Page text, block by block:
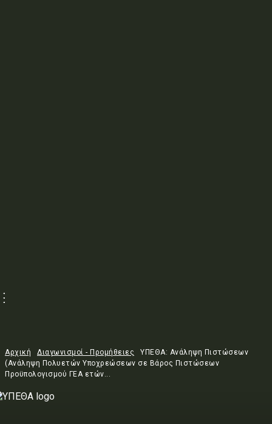
Αρχική Διαγωνισμοί - Προμήθειες
ΥΠΕΘΑ: Ανάληψη Πιστώσεων
(Ανάληψη Πολυετών Υποχρεώσεων σε Βάρος Πιστώσεων
Προϋπολογισμού ΓΕΑ ετών...